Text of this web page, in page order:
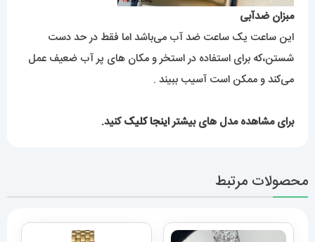
مبزان ضدآبی
این ساعت یک ساعت ضد آب می‌باشد اما فقط در حد دست
شستن،که برای استفاده در استخر و مکان های پر آب ضعیف عمل
می‌کند و ممکن است آسیب ببیند .
برای مشاهده مدل های بیشتراینجا کلیککنید.
محصولات مرتبط